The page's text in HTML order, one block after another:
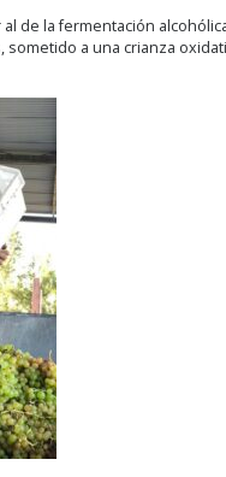
de la fermentación
a una crianza